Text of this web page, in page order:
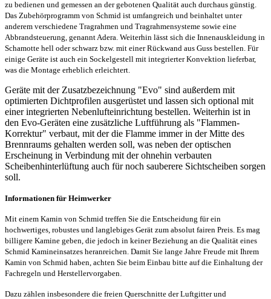
zu bedienen und gemessen an der gebotenen Qualität auch durchaus günstig.
Das Zubehörprogramm von Schmid ist umfangreich und beinhaltet unter
anderem verschiedene Tragrahmen und Tragrahmensysteme sowie eine
Abbrandsteuerung, genannt Adera. Weiterhin lässt sich die Innenauskleidung in
Schamotte hell oder schwarz bzw. mit einer Rückwand aus Guss bestellen. Für
einige Geräte ist auch ein Sockelgestell mit integrierter Konvektion lieferbar,
was die Montage erheblich erleichtert.
Geräte mit der Zusatzbezeichnung "Evo" sind außerdem mit
optimierten Dichtprofilen ausgerüstet und lassen sich optional mit
einer integrierten Nebenlufteinrichtung bestellen. Weiterhin ist in
den Evo-Geräten eine zusätzliche Luftführung als "Flammen-
Korrektur" verbaut, mit der die Flamme immer in der Mitte des
Brennraums gehalten werden soll, was neben der optischen
Erscheinung in Verbindung mit der ohnehin verbauten
Scheibenhinterlüftung auch für noch sauberere Sichtscheiben sorgen
soll.
Informationen für Heimwerker
Mit einem Kamin von Schmid treffen Sie die Entscheidung für ein
hochwertiges, robustes und langlebiges Gerät zum absolut fairen Preis. Es mag
billigere Kamine geben, die jedoch in keiner Beziehung an die Qualität eines
Schmid Kamineinsatzes heranreichen. Damit Sie lange Jahre Freude mit Ihrem
Kamin von Schmid haben, achten Sie beim Einbau bitte auf die Einhaltung der
Fachregeln und Herstellervorgaben.
Dazu zählen insbesondere die freien Querschnitte der Luftgitter und